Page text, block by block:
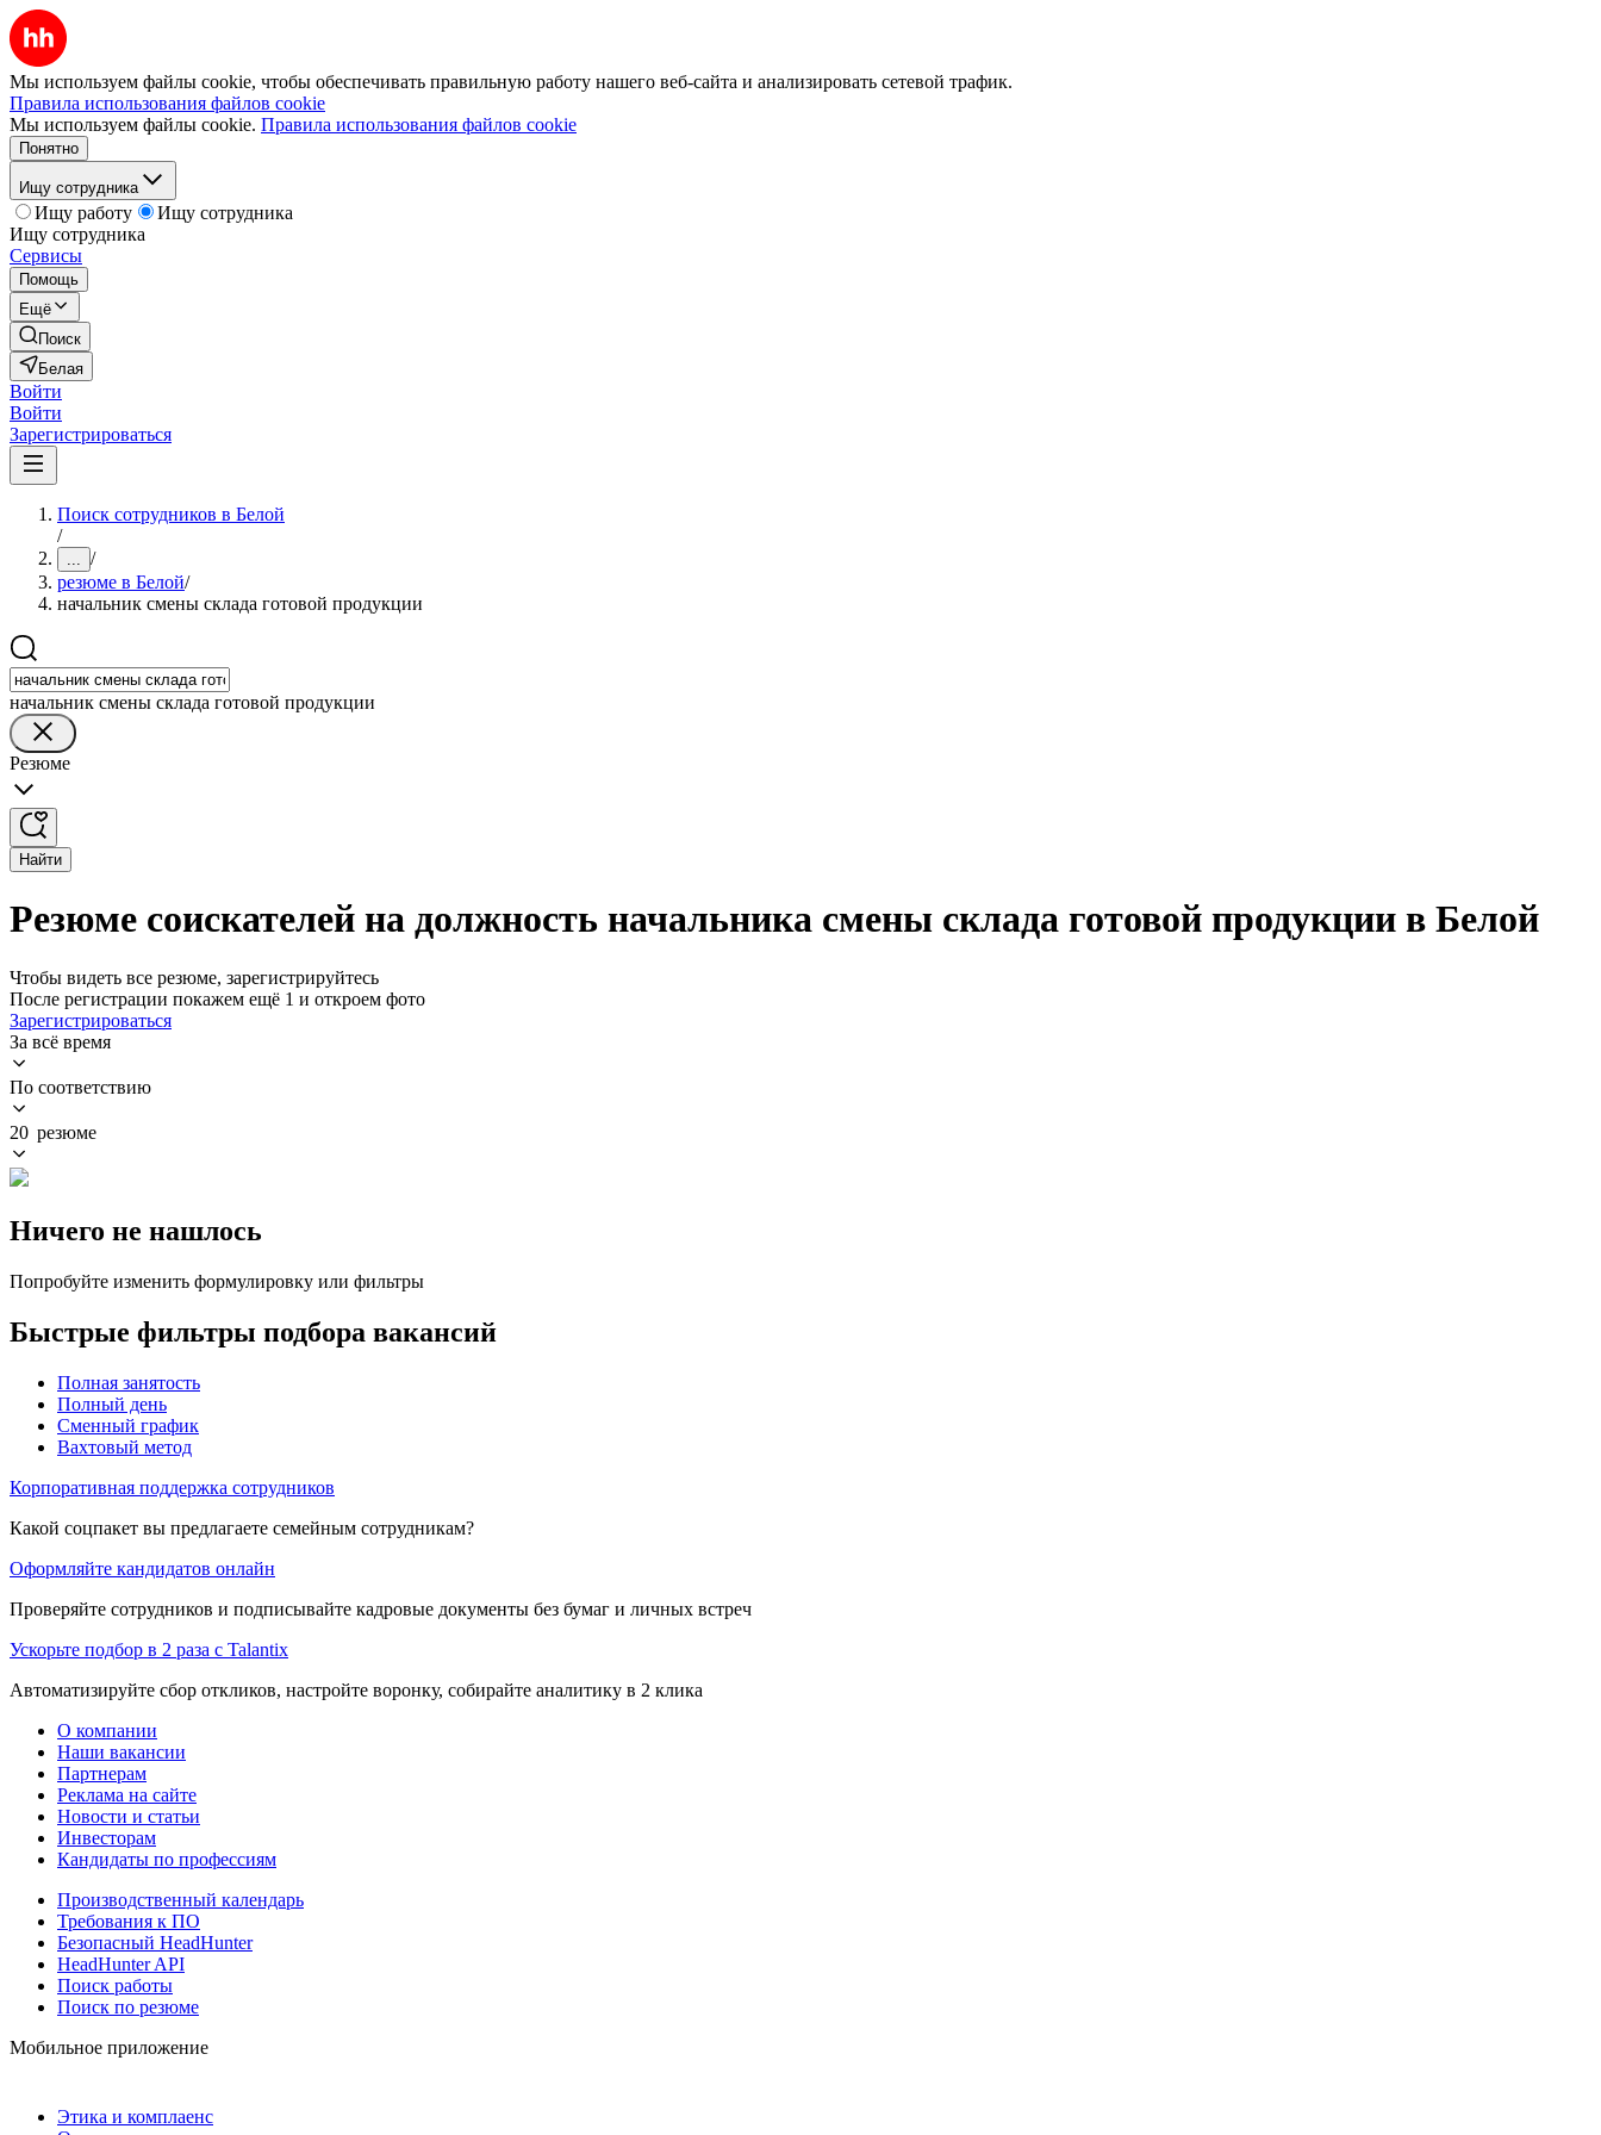
Мы используем файлы cookie, чтобы обеспечивать правильную работу нашего веб-сайта и анализировать сетевой трафик.
Правила использования файлов cookie
Мы используем файлы cookie. Правила использования файлов cookie
Понятно
Ищу сотрудника
Ищу работу
Ищу сотрудника
Ищу сотрудника
Сервисы
Помощь
Ещё
Поиск
Белая
Войти
Войти
Зарегистрироваться
Поиск сотрудников в Белой
/
... /
резюме в Белой/
начальник смены склада готовой продукции
начальник смены склада готовой продукции
Резюме
Найти
Резюме соискателей на должность начальника смены склада готовой продукции в Белой
Чтобы видеть все резюме, зарегистрируйтесь
После регистрации покажем ещё 1 и откроем фото
Зарегистрироваться
За всё время
По соответствию
20 резюме
Ничего не нашлось
Попробуйте изменить формулировку или фильтры
Быстрые фильтры подбора вакансий
Полная занятость
Полный день
Сменный график
Вахтовый метод
Корпоративная поддержка сотрудников
Какой соцпакет вы предлагаете семейным сотрудникам?
Оформляйте кандидатов онлайн
Проверяйте сотрудников и подписывайте кадровые документы без бумаг и личных встреч
Ускорьте подбор в 2 раза с Talantix
Автоматизируйте сбор откликов, настройте воронку, собирайте аналитику в 2 клика
О компании
Наши вакансии
Партнерам
Реклама на сайте
Новости и статьи
Инвесторам
Кандидаты по профессиям
Производственный календарь
Требования к ПО
Безопасный HeadHunter
HeadHunter API
Поиск работы
Поиск по резюме
Мобильное приложение
Этика и комплаенс